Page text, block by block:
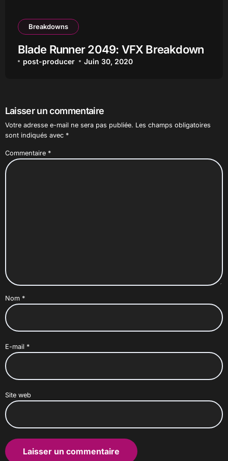
Breakdowns
Blade Runner 2049: VFX Breakdown
post-producer Juin 30, 2020
Laisser un commentaire
Votre adresse e-mail ne sera pas publiée. Les champs obligatoires
sont indiqués avec *
Commentaire *
Nom *
E-mail *
Site web